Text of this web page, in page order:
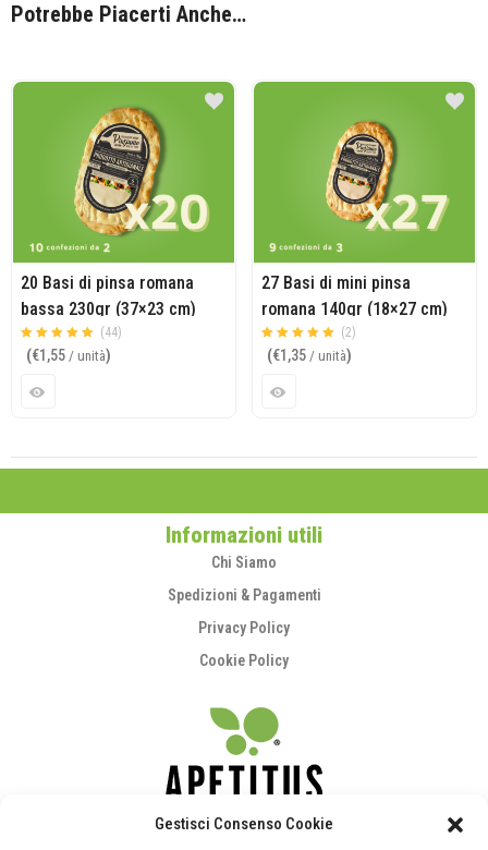
Gestisci Consenso Cookie
Potrebbe Piacerti Anche…
20 Basi di pinsa romana
bassa 230gr (37×23 cm)
Valutato
4.95
su 5
(44)
(€1,55 / unità)
27 Basi di mini pinsa
romana 140gr (18×27 cm)
Valutato
5.00
su 5
(2)
(€1,35 / unità)
Informazioni utili
Chi Siamo
Spedizioni & Pagamenti
Privacy Policy
Cookie Policy